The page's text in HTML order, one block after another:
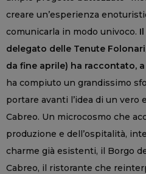
creare un’esperienza
comunicarla in modo univoco.
delegato delle Tenute
da fine aprile) ha raccontato,
ha compiuto un grandissimo
portare avanti l’idea di un vero
Cabreo. Un microcosmo che
produzione e dell’ospitalità,
charme già esistenti, il Borgo
Cabreo, il ristorante che